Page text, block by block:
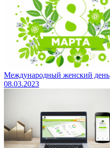
Международный женский день
08.03.2023